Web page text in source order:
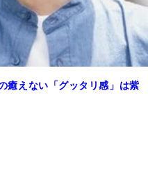
えない「グッタリ感」は紫